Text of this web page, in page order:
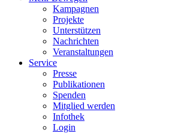
Kampagnen
Projekte
Unterstützen
Nachrichten
Veranstaltungen
Service
Presse
Publikationen
Spenden
Mitglied werden
Infothek
Login